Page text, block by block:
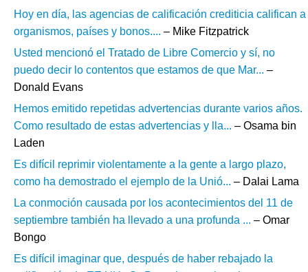
Hoy en día, las agencias de calificación crediticia califican a
organismos, países y bonos.... – Mike Fitzpatrick
Usted mencionó el Tratado de Libre Comercio y sí, no
puedo decir lo contentos que estamos de que Mar... –
Donald Evans
Hemos emitido repetidas advertencias durante varios años.
Como resultado de estas advertencias y lla... – Osama bin
Laden
Es difícil reprimir violentamente a la gente a largo plazo,
como ha demostrado el ejemplo de la Unió... – Dalai Lama
La conmoción causada por los acontecimientos del 11 de
septiembre también ha llevado a una profunda ... – Omar
Bongo
Es difícil imaginar que, después de haber rebajado la